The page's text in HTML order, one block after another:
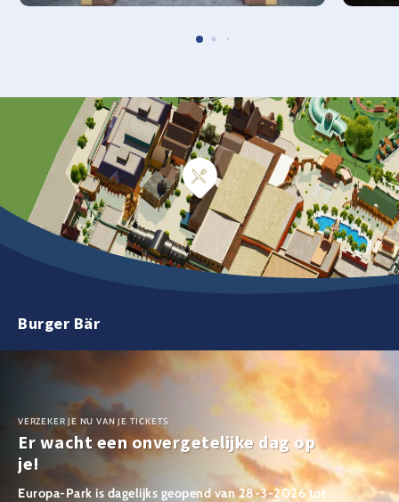
Burger Bär
VERZEKER JE NU VAN JE TICKETS
Er wacht een onvergetelijke dag op
je!
Europa-Park is dagelijks geopend van 28-3-2026 tot